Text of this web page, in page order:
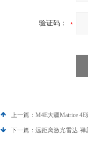
验证码：
上一篇： M4E大疆Matrice
下一篇： 远距离激光雷达-禅